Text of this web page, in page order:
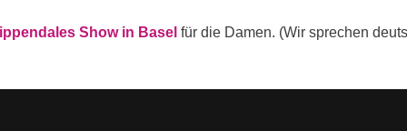
Show in Basel für die Damen. (Wir sprechen